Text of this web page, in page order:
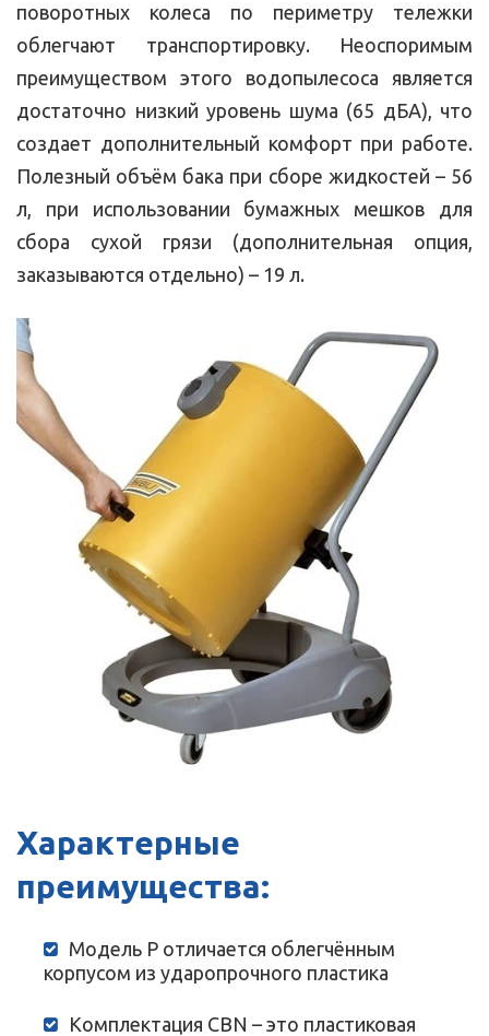
поворотных колеса по периметру тележки
облегчают транспортировку. Неоспоримым
преимуществом этого водопылесоса является
достаточно низкий уровень шума (65 дБА), что
создает дополнительный комфорт при работе.
Полезный объём бака при сборе жидкостей – 56
л, при использовании бумажных мешков для
сбора сухой грязи (дополнительная опция,
заказываются отдельно) – 19 л.
Характерные
преимущества:
Модель P отличается облегчённым
корпусом из ударопрочного пластика
Комплектация CBN – это пластиковая